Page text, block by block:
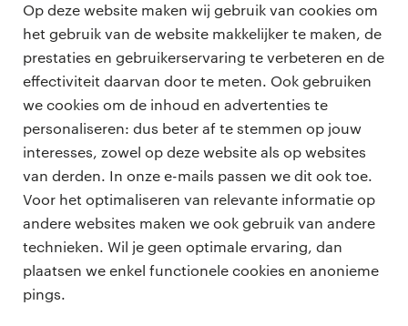
Op deze website maken wij gebruik van cookies om
het gebruik van de website makkelijker te maken, de
prestaties en gebruikerservaring te verbeteren en de
effectiviteit daarvan door te meten. Ook gebruiken
we cookies om de inhoud en advertenties te
personaliseren: dus beter af te stemmen op jouw
interesses, zowel op deze website als op websites
van derden. In onze e-mails passen we dit ook toe.
Voor het optimaliseren van relevante informatie op
andere websites maken we ook gebruik van andere
technieken. Wil je geen optimale ervaring, dan
plaatsen we enkel functionele cookies en anonieme
pings.
Terug naar vacature overzicht
professionals
vacatures
zzp-opdrachten
careers for expats
voor opdrachtgevers
vacature plaatsen
over ons
werken bij Randstad